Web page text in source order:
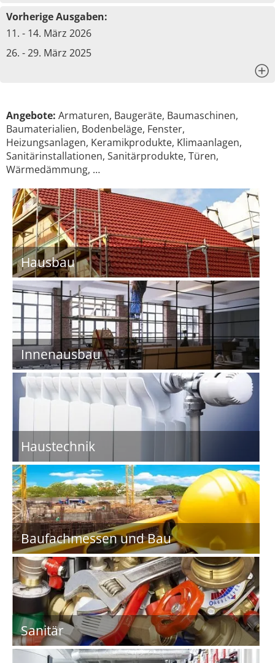
Vorherige Ausgaben:
11. - 14. März 2026
26. - 29. März 2025
Angebote: Armaturen, Baugeräte, Baumaschinen,
Baumaterialien, Bodenbeläge, Fenster,
Heizungsanlagen, Keramikprodukte, Klimaanlagen,
Sanitärinstallationen, Sanitärprodukte, Türen,
Wärmedämmung, …
Hausbau
Innenausbau
Haustechnik
Baufachmessen und Bau
Sanitär